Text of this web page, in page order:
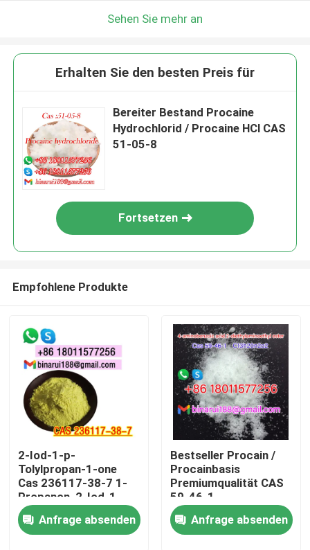
Sehen Sie mehr an
Erhalten Sie den besten Preis für
Bereiter Bestand Procaine
Hydrochlorid / Procaine HCl CAS
51-05-8
Fortsetzen
Empfohlene Produkte
2-Iod-1-p-
Tolylpropan-1-one
Cas 236117-38-7 1-
Propanon, 2-Iod-1-
((4-Methylphenyl) -
Anfrage absenden
Bestseller Procain /
Procainbasis
Premiumqualität CAS
59-46-1
Anfrage absenden